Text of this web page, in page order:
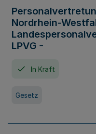
Nordrhein-
LPVG -
In Kraft
Gesetz